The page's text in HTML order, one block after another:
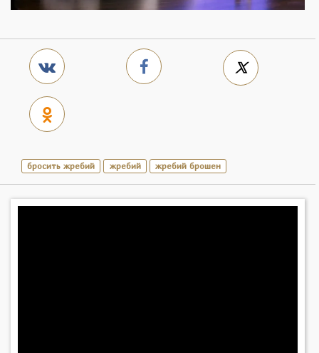
бросить жребий жребий жребий брошен